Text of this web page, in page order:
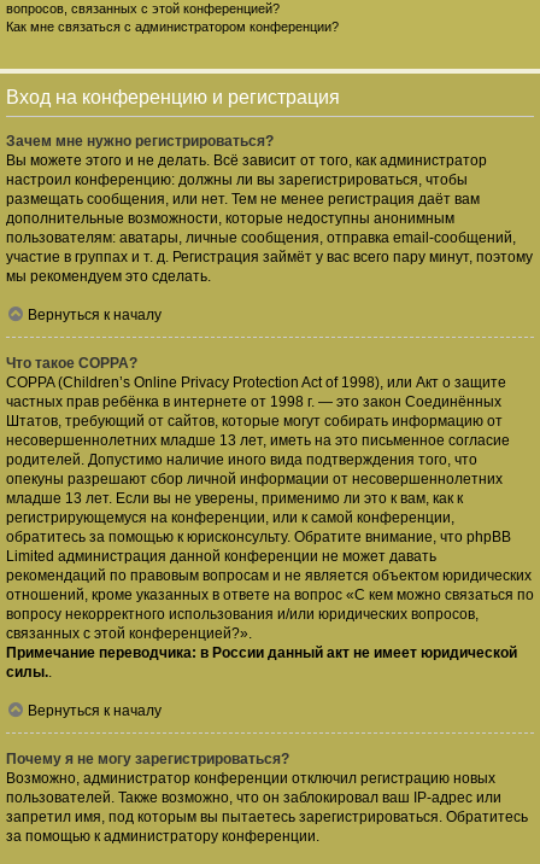
вопросов, связанных с этой конференцией?
Как мне связаться с администратором конференции?
Вход на конференцию и регистрация
Зачем мне нужно регистрироваться?
Вы можете этого и не делать. Всё зависит от того, как администратор
настроил конференцию: должны ли вы зарегистрироваться, чтобы
размещать сообщения, или нет. Тем не менее регистрация даёт вам
дополнительные возможности, которые недоступны анонимным
пользователям: аватары, личные сообщения, отправка email-сообщений,
участие в группах и т. д. Регистрация займёт у вас всего пару минут, поэтому
мы рекомендуем это сделать.
Вернуться к началу
Что такое COPPA?
COPPA (Children’s Online Privacy Protection Act of 1998), или Акт о защите
частных прав ребёнка в интернете от 1998 г. — это закон Соединённых
Штатов, требующий от сайтов, которые могут собирать информацию от
несовершеннолетних младше 13 лет, иметь на это письменное согласие
родителей. Допустимо наличие иного вида подтверждения того, что
опекуны разрешают сбор личной информации от несовершеннолетних
младше 13 лет. Если вы не уверены, применимо ли это к вам, как к
регистрирующемуся на конференции, или к самой конференции,
обратитесь за помощью к юрисконсульту. Обратите внимание, что phpBB
Limited администрация данной конференции не может давать
рекомендаций по правовым вопросам и не является объектом юридических
отношений, кроме указанных в ответе на вопрос «С кем можно связаться по
вопросу некорректного использования и/или юридических вопросов,
связанных с этой конференцией?».
Примечание переводчика: в России данный акт не имеет юридической
силы..
Вернуться к началу
Почему я не могу зарегистрироваться?
Возможно, администратор конференции отключил регистрацию новых
пользователей. Также возможно, что он заблокировал ваш IP-адрес или
запретил имя, под которым вы пытаетесь зарегистрироваться. Обратитесь
за помощью к администратору конференции.